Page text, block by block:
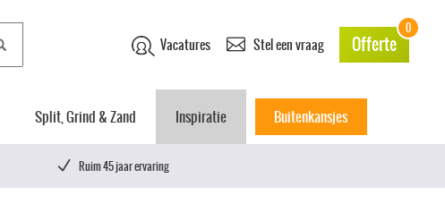
Vacatures Stel een vraag Offerte
0
Split, Grind & Zand Inspiratie Buitenkansjes
Ruim 45 jaar ervaring